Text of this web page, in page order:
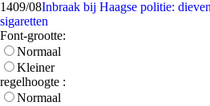
1409/08Inbraak bij Haagse politie:
sigaretten
Font-grootte:
Normaal
Kleiner
regelhoogte :
Normaal